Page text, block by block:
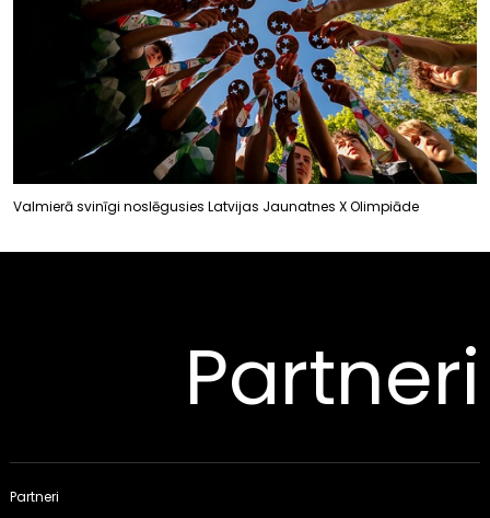
Valmierā svinīgi noslēgusies Latvijas Jaunatnes X Olimpiāde
Partneri
Partneri